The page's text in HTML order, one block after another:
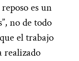
es un
no de todo
el trabajo
realizado